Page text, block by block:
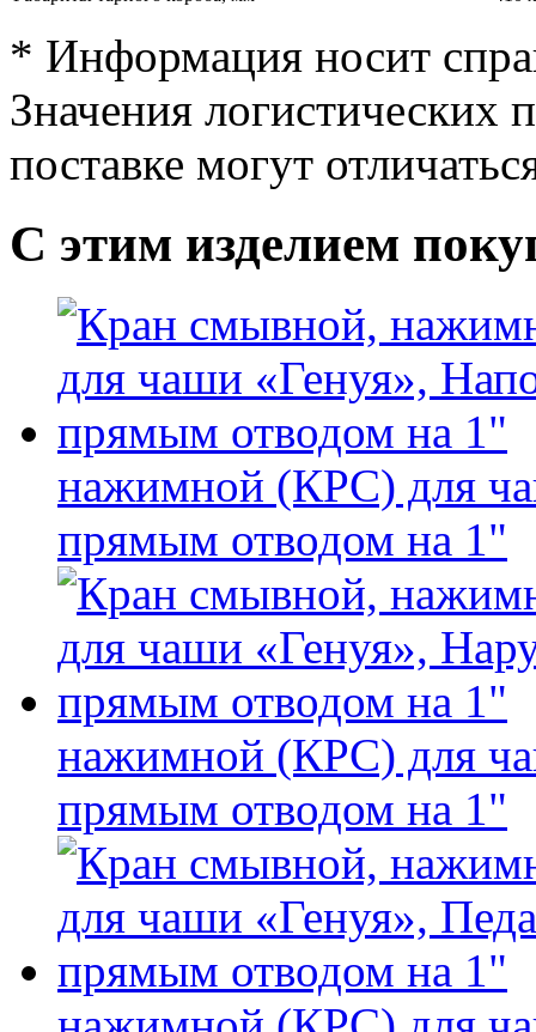
* Информация носит
Значения логистических
поставке могут
С этим изделием
нажимной (КРС) для
прямым отводом на 1"
нажимной (КРС) для
прямым отводом на 1"